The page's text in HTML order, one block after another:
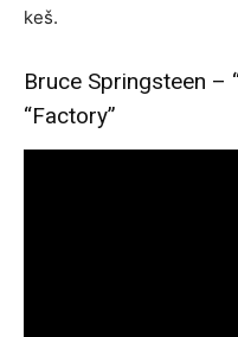
keš.
Bruce Springsteen –
“Factory”